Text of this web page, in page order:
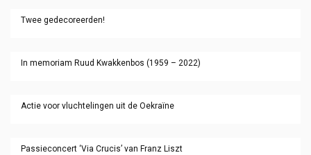
Twee gedecoreerden!
In memoriam Ruud Kwakkenbos (1959 – 2022)
Actie voor vluchtelingen uit de Oekraïne
Passieconcert ‘Via Crucis’ van Franz Liszt